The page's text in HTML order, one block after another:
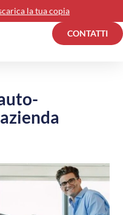
la tua copia
CONTATTI